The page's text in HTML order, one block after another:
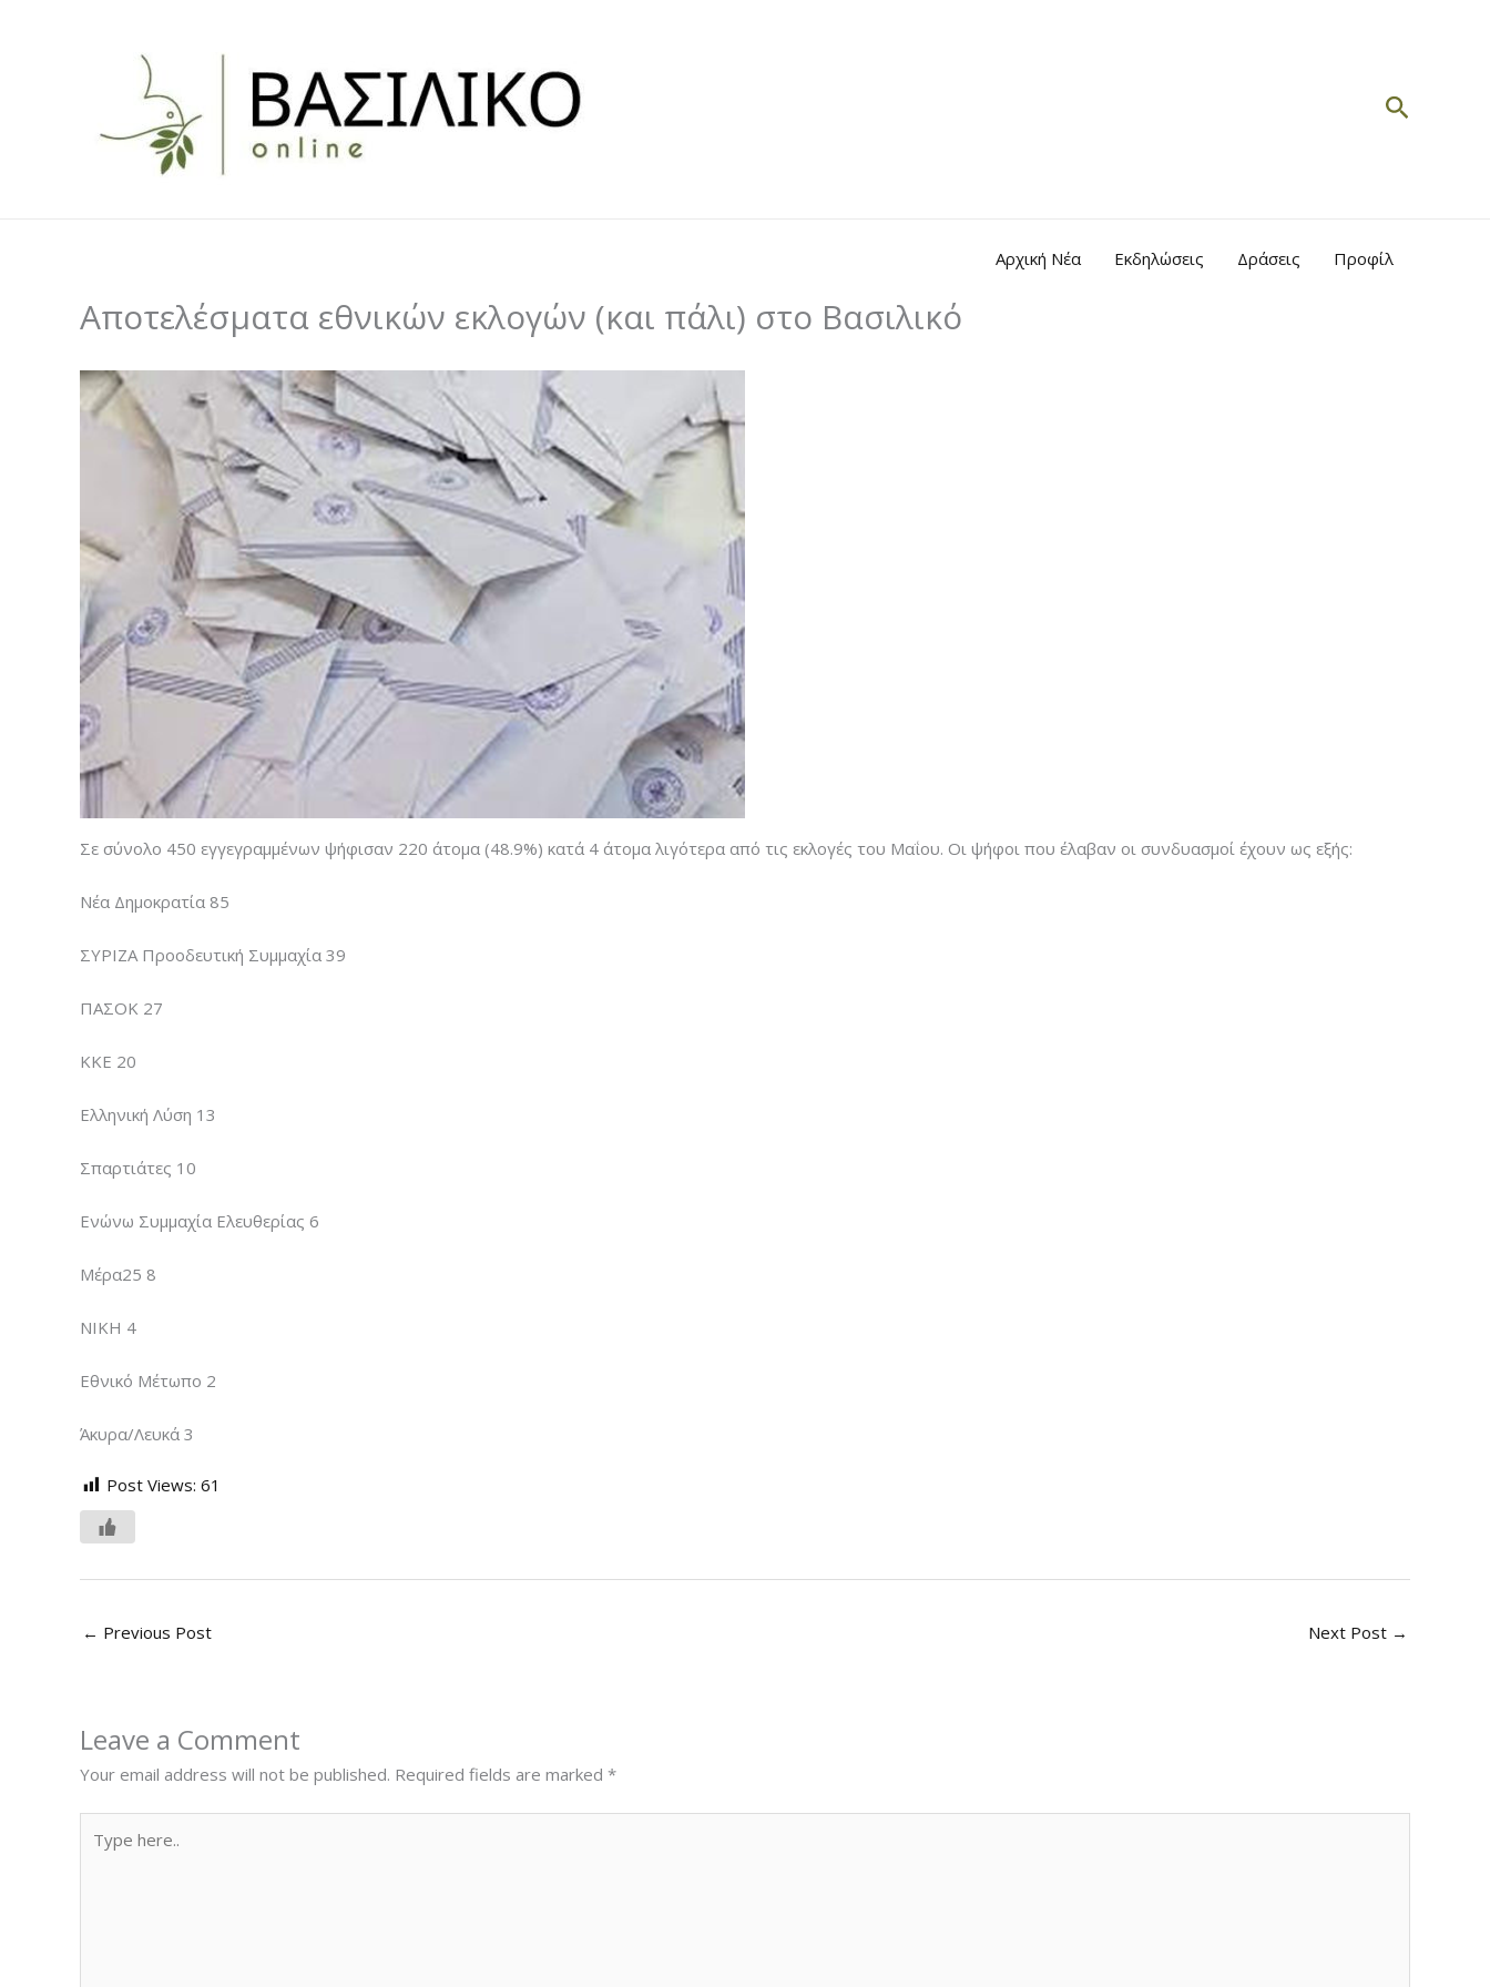
Search
Αρχική Νέα Εκδηλώσεις Δράσεις Προφίλ
Αποτελέσματα εθνικών εκλογών (και πάλι) στο Βασιλικό
Σε σύνολο 450 εγγεγραμμένων ψήφισαν 220 άτομα (48.9%) κατά 4 άτομα λιγότερα από τις εκλογές του Μαΐου. Οι ψήφοι που έλαβαν οι συνδυασμοί έχουν ως εξής:
Νέα Δημοκρατία 85
ΣΥΡΙΖΑ Προοδευτική Συμμαχία 39
ΠΑΣΟΚ 27
ΚΚΕ 20
Ελληνική Λύση 13
Σπαρτιάτες 10
Ενώνω Συμμαχία Ελευθερίας 6
Μέρα25 8
ΝΙΚΗ 4
Εθνικό Μέτωπο 2
Άκυρα/Λευκά 3
Post Views: 61
← Previous Post Next Post →
Leave a Comment
Your email address will not be published. Required fields are marked *
here..